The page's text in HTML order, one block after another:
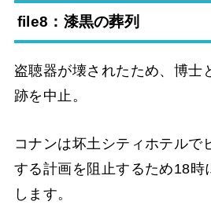
file8：漆黒の葬列
盗聴器が壊されたため、博士
跡を中止。
コナンは坏土シティホテルで
する計画を阻止するため18時
します。